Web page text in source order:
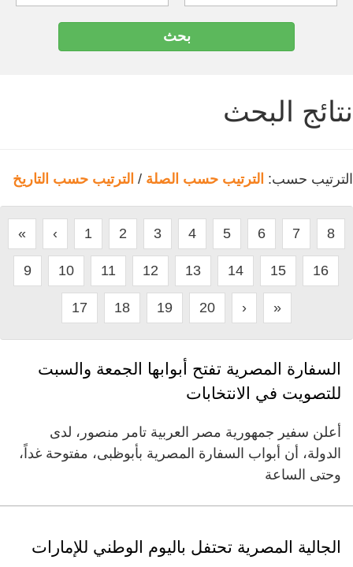
نتائج البحث
الترتيب حسب: الترتيب حسب الصلة / الترتيب حسب التاريخ
« ‹ 1 2 3 4 5 6 7 8
9 10 11 12 13 14 15 16
17 18 19 20 › »
السفارة المصرية تفتح أبوابها الجمعة والسبت
للتصويت في الانتخابات
أعلن سفير جمهورية مصر العربية تامر منصور، لدى
الدولة، أن أبواب السفارة المصرية بأبوظبى، مفتوحة غداً،
وحتى الساعة
الجالية المصرية تحتفل باليوم الوطني للإمارات